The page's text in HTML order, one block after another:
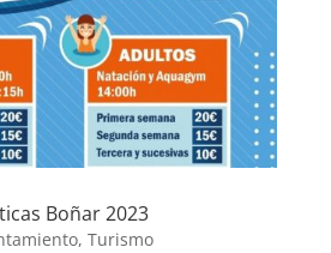
Boñar 2023
, Turismo